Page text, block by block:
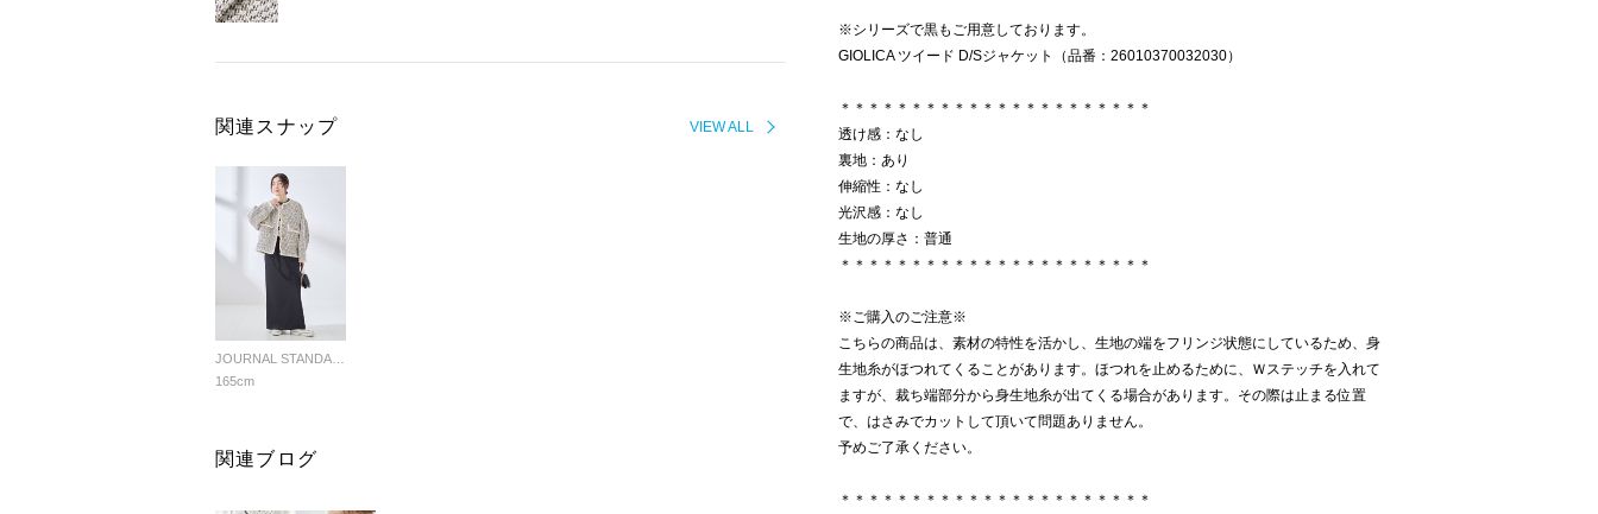
VIEW ALL
関連スナップ
165cm
関連ブログ
※シリーズで黒もご用意しております。
GIOLICA ツイード D/Sジャケット（品番：26010370032030）
＊＊＊＊＊＊＊＊＊＊＊＊＊＊＊＊＊＊＊＊＊＊
透け感：なし
裏地：あり
伸縮性：なし
光沢感：なし
生地の厚さ：普通
＊＊＊＊＊＊＊＊＊＊＊＊＊＊＊＊＊＊＊＊＊＊
※ご購入のご注意※
こちらの商品は、素材の特性を活かし、生地の端をフリンジ状態にしているため、身
生地糸がほつれてくることがあります。ほつれを止めるために、Ｗステッチを入れて
ますが、裁ち端部分から身生地糸が出てくる場合があります。その際は止まる位置
で、はさみでカットして頂いて問題ありません。
予めご了承ください。
＊＊＊＊＊＊＊＊＊＊＊＊＊＊＊＊＊＊＊＊＊＊